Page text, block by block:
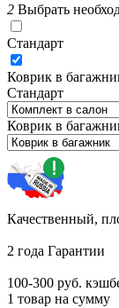
2 Выбрать
Стандарт
Коврик в
Стандарт
Коврик в
Качественный,
2 года Гарантии
100-300 руб.
1 товар на сумму